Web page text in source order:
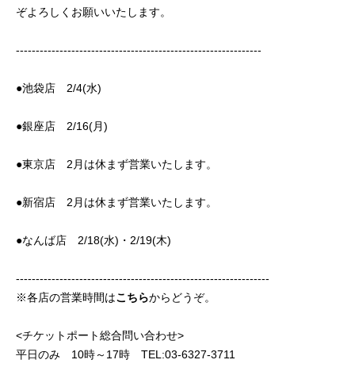
ぞよろしくお願いいたします。
--------------------------------------------------------------
●池袋店 2/4(水)
●銀座店 2/16(月)
●東京店 2月は休まず営業いたします。
●新宿店 2月は休まず営業いたします。
●なんば店 2/18(水)・2/19(木)
----------------------------------------------------------------
※各店の営業時間はこちらからどうぞ。
<チケットポート総合問い合わせ>
平日のみ 10時～17時 TEL:03-6327-3711